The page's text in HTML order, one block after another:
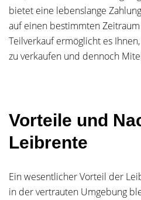
bietet eine lebenslange
auf einen bestimmten
Teilverkauf ermöglicht es
zu verkaufen und dennoch
Vorteile und
Leibrente
Ein wesentlicher Vorteil der
in der vertrauten Umgebung